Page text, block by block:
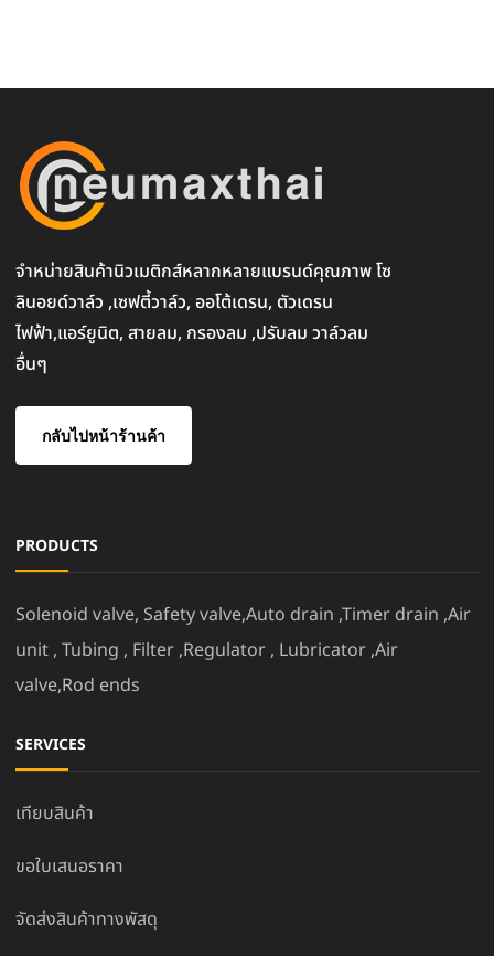
จำหน่ายสินค้านิวเมติกส์หลากหลายแบรนด์คุณภาพ โซ
ลินอยด์วาล์ว ,เซฟตี้วาล์ว, ออโต้เดรน, ตัวเดรน
ไฟฟ้า,แอร์ยูนิต, สายลม, กรองลม ,ปรับลม วาล์วลม
อื่นๆ
กลับไปหน้าร้านค้า
PRODUCTS
Solenoid valve, Safety valve,Auto drain ,Timer drain ,Air
unit , Tubing , Filter ,Regulator , Lubricator ,Air
valve,Rod ends
SERVICES
เทียบสินค้า
ขอใบเสนอราคา
จัดส่งสินค้าทางพัสดุ